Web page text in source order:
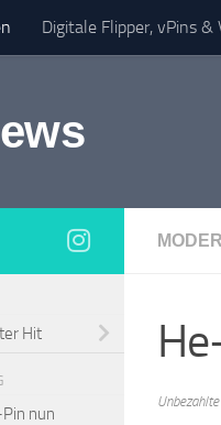
Digitale Flipper, vPins &
Hit
nun